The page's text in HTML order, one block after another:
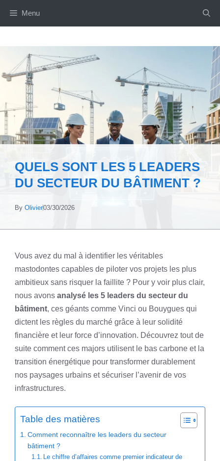
Menu
QUELS SONT LES 5 LEADERS
DU SECTEUR DU BÂTIMENT ?
By Olivier03/30/2026
Vous avez du mal à identifier les véritables
mastodontes capables de piloter vos projets les plus
ambitieux sans risquer la faillite ? Pour y voir plus clair,
nous avons analysé les 5 leaders du secteur du
bâtiment, ces géants comme Vinci ou Bouygues qui
dictent les règles du marché grâce à leur solidité
financière et leur force d’innovation. Découvrez tout de
suite comment ces majors utilisent le bas carbone et la
transition énergétique pour transformer durablement
nos paysages urbains et sécuriser l’avenir de vos
infrastructures.
Table des matières
Comment reconnaître les leaders du secteur
bâtiment ?
Le chiffre d’affaires comme premier indicateur de